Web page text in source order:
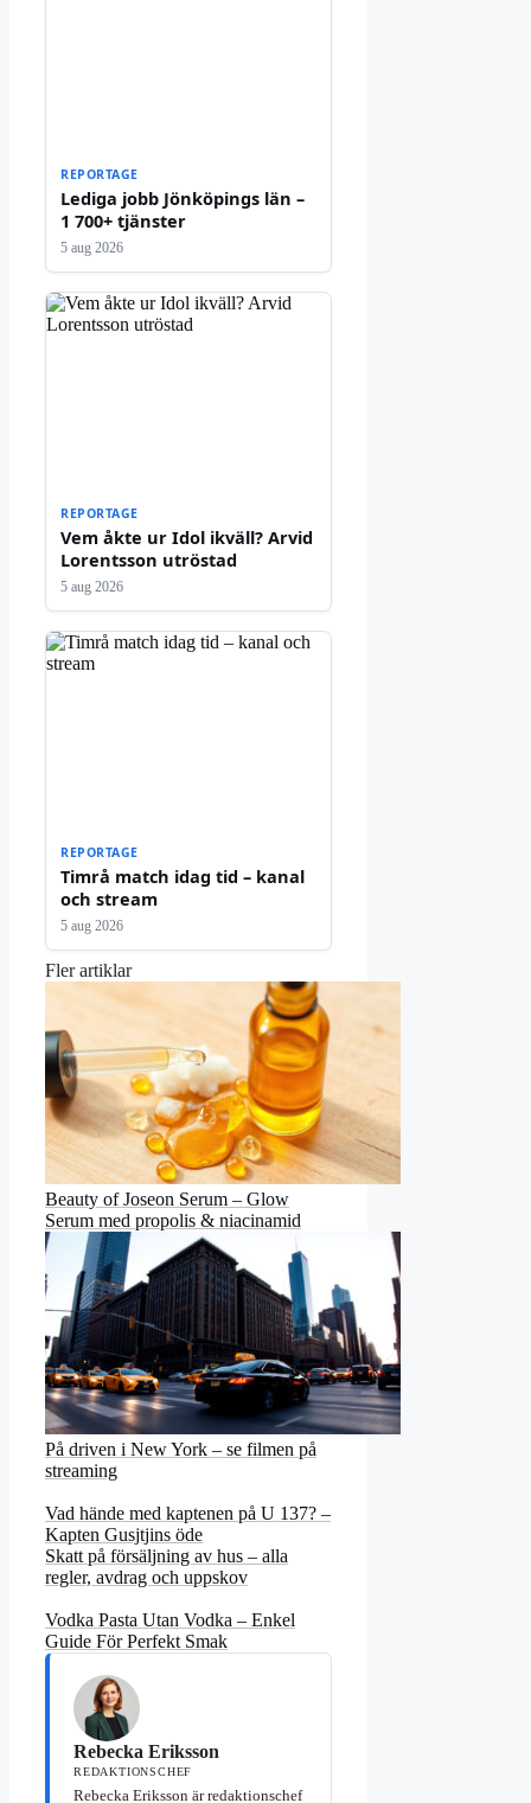
REPORTAGE
Lediga jobb Jönköpings län –
1 700+ tjänster
5 aug 2026
REPORTAGE
Vem åkte ur Idol ikväll? Arvid
Lorentsson utröstad
5 aug 2026
REPORTAGE
Timrå match idag tid – kanal
och stream
5 aug 2026
Fler artiklar
Beauty of Joseon Serum – Glow
Serum med propolis & niacinamid
På driven i New York – se filmen på
streaming
Vad hände med kaptenen på U 137? –
Kapten Gusjtjins öde
Skatt på försäljning av hus – alla
regler, avdrag och uppskov
Vodka Pasta Utan Vodka – Enkel
Guide För Perfekt Smak
Rebecka Eriksson
REDAKTIONSCHEF
Rebecka Eriksson är redaktionschef